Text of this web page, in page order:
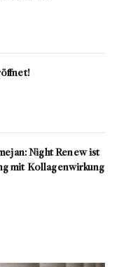
Night Renew ist
mit Kollagenwirkung